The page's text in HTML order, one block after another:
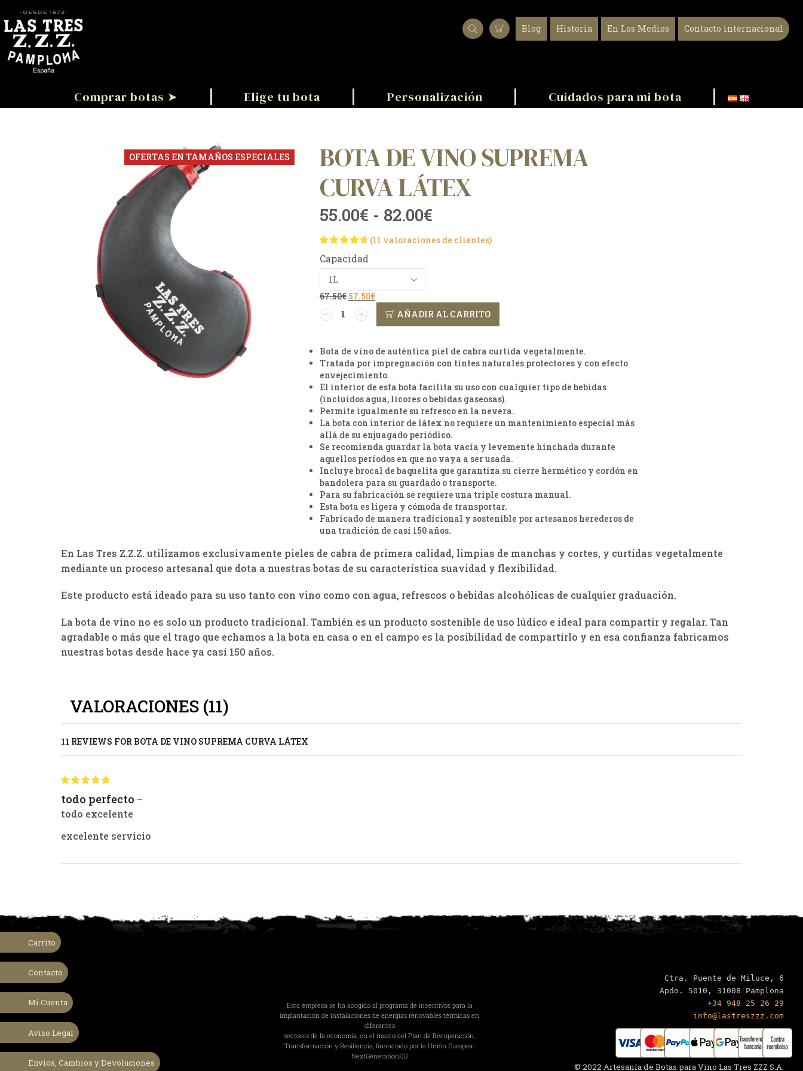
Blog Historia En Los Medios Contacto internacional
Comprar botas ➤ Elige tu bota Personalización Cuidados para mi bota
OFERTAS EN TAMAÑOS ESPECIALES
BOTA DE VINO SUPREMA
CURVA LÁTEX
55.00€ - 82.00€
(11 valoraciones de clientes)
Capacidad
67.50€ 57.50€
AÑADIR AL CARRITO
Bota de vino de auténtica piel de cabra curtida vegetalmente.
Tratada por impregnación con tintes naturales protectores y con efecto
envejecimiento.
El interior de esta bota facilita su uso con cualquier tipo de bebidas
(incluidos agua, licores o bebidas gaseosas).
Permite igualmente su refresco en la nevera.
La bota con interior de látex no requiere un mantenimiento especial más
allá de su enjuagado periódico.
Se recomienda guardar la bota vacía y levemente hinchada durante
aquellos períodos en que no vaya a ser usada.
Incluye brocal de baquelita que garantiza su cierre hermético y cordón en
bandolera para su guardado o transporte.
Para su fabricación se requiere una triple costura manual.
Esta bota es ligera y cómoda de transportar.
Fabricado de manera tradicional y sostenible por artesanos herederos de
una tradición de casi 150 años.
En Las Tres Z.Z.Z. utilizamos exclusivamente pieles de cabra de primera calidad, limpias de manchas y cortes, y curtidas vegetalmente
mediante un proceso artesanal que dota a nuestras botas de su característica suavidad y flexibilidad.
Este producto está ideado para su uso tanto con vino como con agua, refrescos o bebidas alcohólicas de cualquier graduación.
La bota de vino no es solo un producto tradicional. También es un producto sostenible de uso lúdico e ideal para compartir y regalar. Tan
agradable o más que el trago que echamos a la bota en casa o en el campo es la posibilidad de compartirlo y en esa confianza fabricamos
nuestras botas desde hace ya casi 150 años.
VALORACIONES (11)
11 REVIEWS FOR BOTA DE VINO SUPREMA CURVA LÁTEX
todo perfecto –
todo excelente
excelente servicio
Buenisimo
Camila Bustamante Cordero
mi padre está encantado con la calidad y el diseño.
Gracias !
Carrito
Contacto
Mi Cuenta
Aviso Legal
Envíos, Cambios y Devoluciones
Esta empresa se ha acogido al programa de incentivos para la
implantación de instalaciones de energías renovables térmicas en
diferentes
sectores de la economía, en el marco del Plan de Recuperación,
Transformación y Resiliencia, financiado por la Unión Europea-
NextGenerationEU
Ctra. Puente de Miluce, 6
+34 948 25 26 29
info@lastreszzz.com
© 2022 Artesanía de Botas para Vino Las Tres ZZZ S.A.